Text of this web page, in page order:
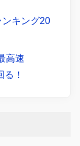
キング20
高速
！